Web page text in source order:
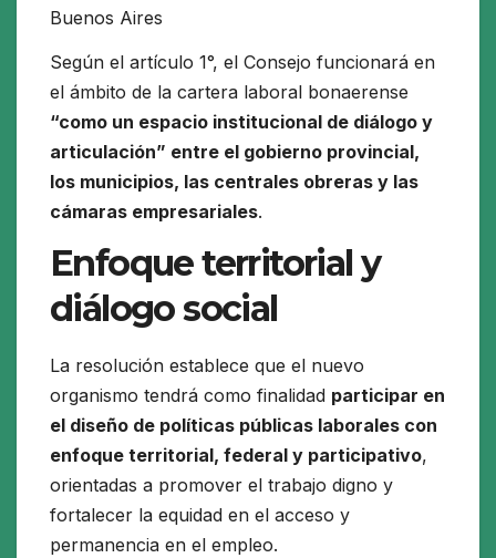
Buenos Aires
Según el artículo 1°, el Consejo funcionará en
el ámbito de la cartera laboral bonaerense
“como un espacio institucional de diálogo y
articulación” entre el gobierno provincial,
los municipios, las centrales obreras y las
cámaras empresariales.
Enfoque territorial y
diálogo social
La resolución establece que el nuevo
organismo tendrá como finalidad participar en
el diseño de políticas públicas laborales con
enfoque territorial, federal y participativo,
orientadas a promover el trabajo digno y
fortalecer la equidad en el acceso y
permanencia en el empleo.